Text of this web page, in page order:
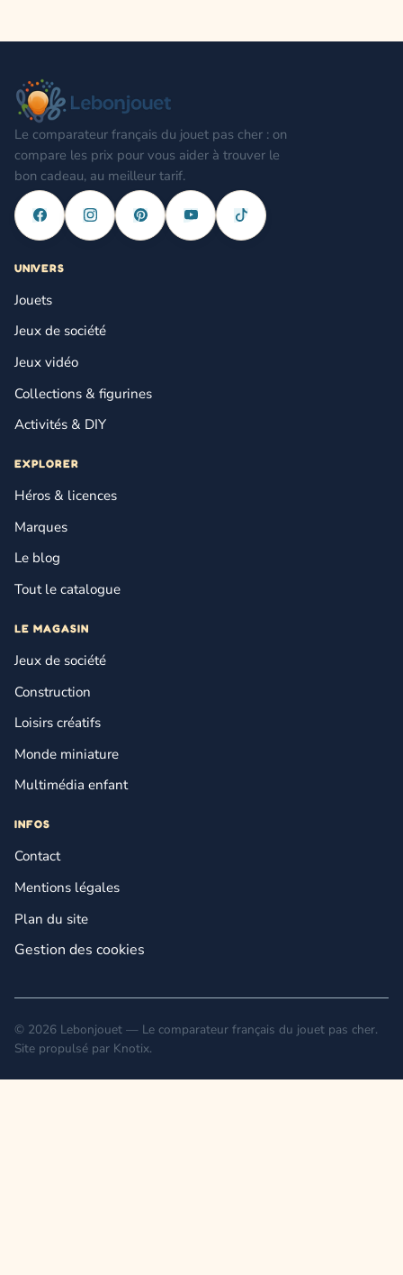
Le comparateur français du jouet pas cher : on
compare les prix pour vous aider à trouver le
bon cadeau, au meilleur tarif.
UNIVERS
Jouets
Jeux de société
Jeux vidéo
Collections & figurines
Activités & DIY
EXPLORER
Héros & licences
Marques
Le blog
Tout le catalogue
LE MAGASIN
Jeux de société
Construction
Loisirs créatifs
Monde miniature
Multimédia enfant
INFOS
Contact
Mentions légales
Plan du site
Gestion des cookies
© 2026 Lebonjouet — Le comparateur français du jouet pas cher.
Site propulsé par Knotix.